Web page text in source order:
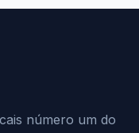
número um do